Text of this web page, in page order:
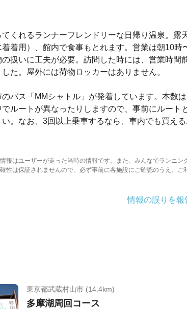
くれるランナーフレンドリーな日帰り温泉。露
着用）、館内で食事もとれます。営業は朝10時
扱いに工夫が必要。訪問した時には、営業時間
た。屋外には荷物ロッカーはありません。
バス「MMシャトル」が発着しています。本数
ルートが異なったりしますので、事前にルート
。なお、3回以上乗車するなら、車内でも買え
報はユーザーが走った当時の情報です。また、みんなでランニン
性は保証されませんので、必ず事前に各施設にご確認のうえ、ご
情報の誤りを報
東京都武蔵村山市 (14.4km)
多摩湖周回コース